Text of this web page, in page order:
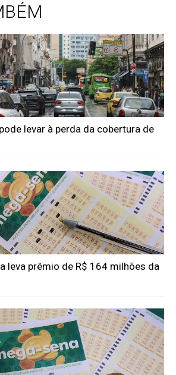
levar à perda da cobertura de
leva prêmio de R$ 164 milhões da